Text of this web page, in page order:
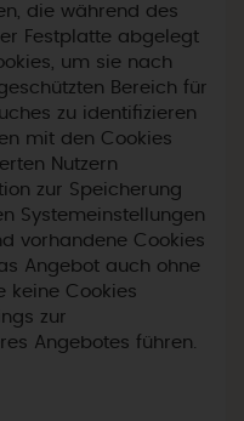
die während des
Festplatte abgelegt
um sie nach
Bereich für
zu identifizieren
mit den Cookies
Nutzern
zur Speicherung
Systemeinstellungen
vorhandene Cookies
Angebot auch ohne
keine Cookies
zur
Angebotes führen.